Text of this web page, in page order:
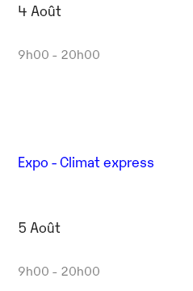
4 Août
9h00 - 20h00
Expo - Climat express
5 Août
9h00 - 20h00